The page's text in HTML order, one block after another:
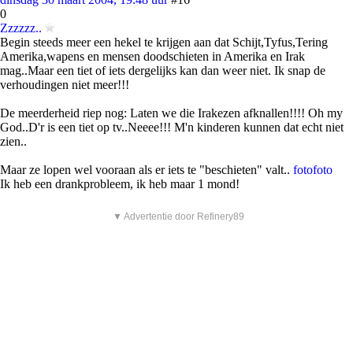
0
Zzzzzz..
Begin steeds meer een hekel te krijgen aan dat Schijt,Tyfus,Tering
Amerika,wapens en mensen doodschieten in Amerika en Irak
mag..Maar een tiet of iets dergelijks kan dan weer niet. Ik snap de
verhoudingen niet meer!!!
De meerderheid riep nog: Laten we die Irakezen afknallen!!!! Oh my
God..D'r is een tiet op tv..Neeee!!! M'n kinderen kunnen dat echt niet
zien..
Maar ze lopen wel vooraan als er iets te "beschieten" valt.. fotofoto
Ik heb een drankprobleem, ik heb maar 1 mond!
▼ Advertentie door Refinery89